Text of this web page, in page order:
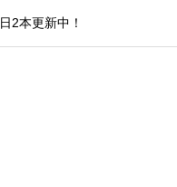
2本更新中！